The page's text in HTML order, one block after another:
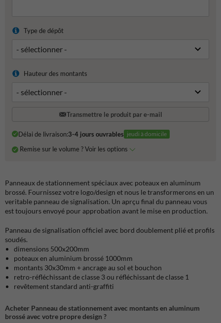
Type de dépôt
Hauteur des montants
Transmettre le produit par e-mail
Délai de livraison:3-4 jours ouvrables jeudi à domicile
Remise sur le volume ? Voir les options
Panneaux de stationnement spéciaux avec poteaux en aluminum
brossé. Fournissez votre logo/design et nous le transformerons en un
veritable panneau de signalisation. Un aprçu final du panneau vous
est toujours envoyé pour approbation avant le mise en production.
Panneau de signalisation officiel avec bord doublement plié et profils
soudés.
dimensions 500x200mm
poteaux en aluminium brossé 1000mm
montants 30x30mm + ancrage au sol et bouchon
retro-réfléchissant de classe 3 ou réfléchissant de classe 1
revêtement standard anti-graffiti
Acheter Panneau de stationnement avec montants en aluminum
brossé avec votre propre design ?